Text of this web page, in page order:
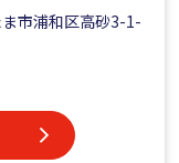
市浦和区高砂3-1-